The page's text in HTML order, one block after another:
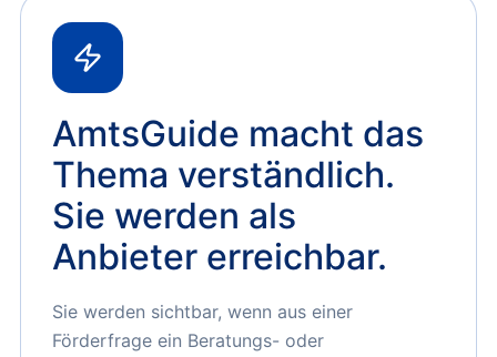
AmtsGuide macht das
Thema verständlich.
Sie werden als
Anbieter erreichbar.
Sie werden sichtbar, wenn aus einer
Förderfrage ein Beratungs- oder